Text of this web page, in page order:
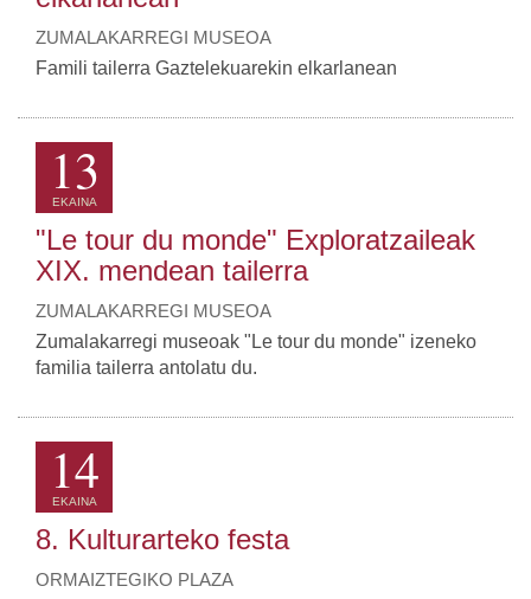
ZUMALAKARREGI MUSEOA
Famili tailerra Gaztelekuarekin elkarlanean
13
EKAINA
"Le tour du monde" Exploratzaileak
XIX. mendean tailerra
ZUMALAKARREGI MUSEOA
Zumalakarregi museoak "Le tour du monde" izeneko
familia tailerra antolatu du.
14
EKAINA
8. Kulturarteko festa
ORMAIZTEGIKO PLAZA